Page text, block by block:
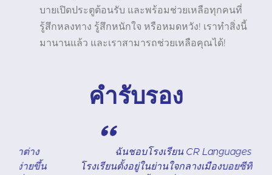
บายเปิดประตูต้อนรับ และพร้อมช่วยเหลือทุกคนที่
รู้สึกหลงทาง รู้สึกหนักใจ หรือหมดหวัง! เราทำสิ่งนี้
มานานแล้ว และเราสามารถช่วยเหลือคุณได้!
คำรับรอง
ฉันชอบโรงเรียน CR Languages มาก
โรงเรียนตั้งอยู่ในย่านใจกลางเมืองบอยซีที่สวยงาม